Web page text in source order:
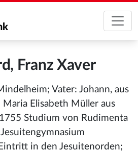
Franz Xaver
Vater: Johann, aus
Elisabeth Müller aus
Studium von Rudimenta
in den Jesuitenorden;